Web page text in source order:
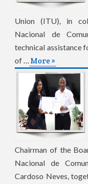
Union (ITU), in
Nacional de
technical assistance
of … More »
Chairman of the
Nacional de
Cardoso Neves,